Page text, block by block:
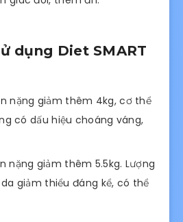
dụng Diet SMART
nặng giảm thêm 4kg, cơ thể
có dấu hiệu choáng váng,
nặng giảm thêm 5.5kg. Lượng
giảm thiểu đáng kể, có thể